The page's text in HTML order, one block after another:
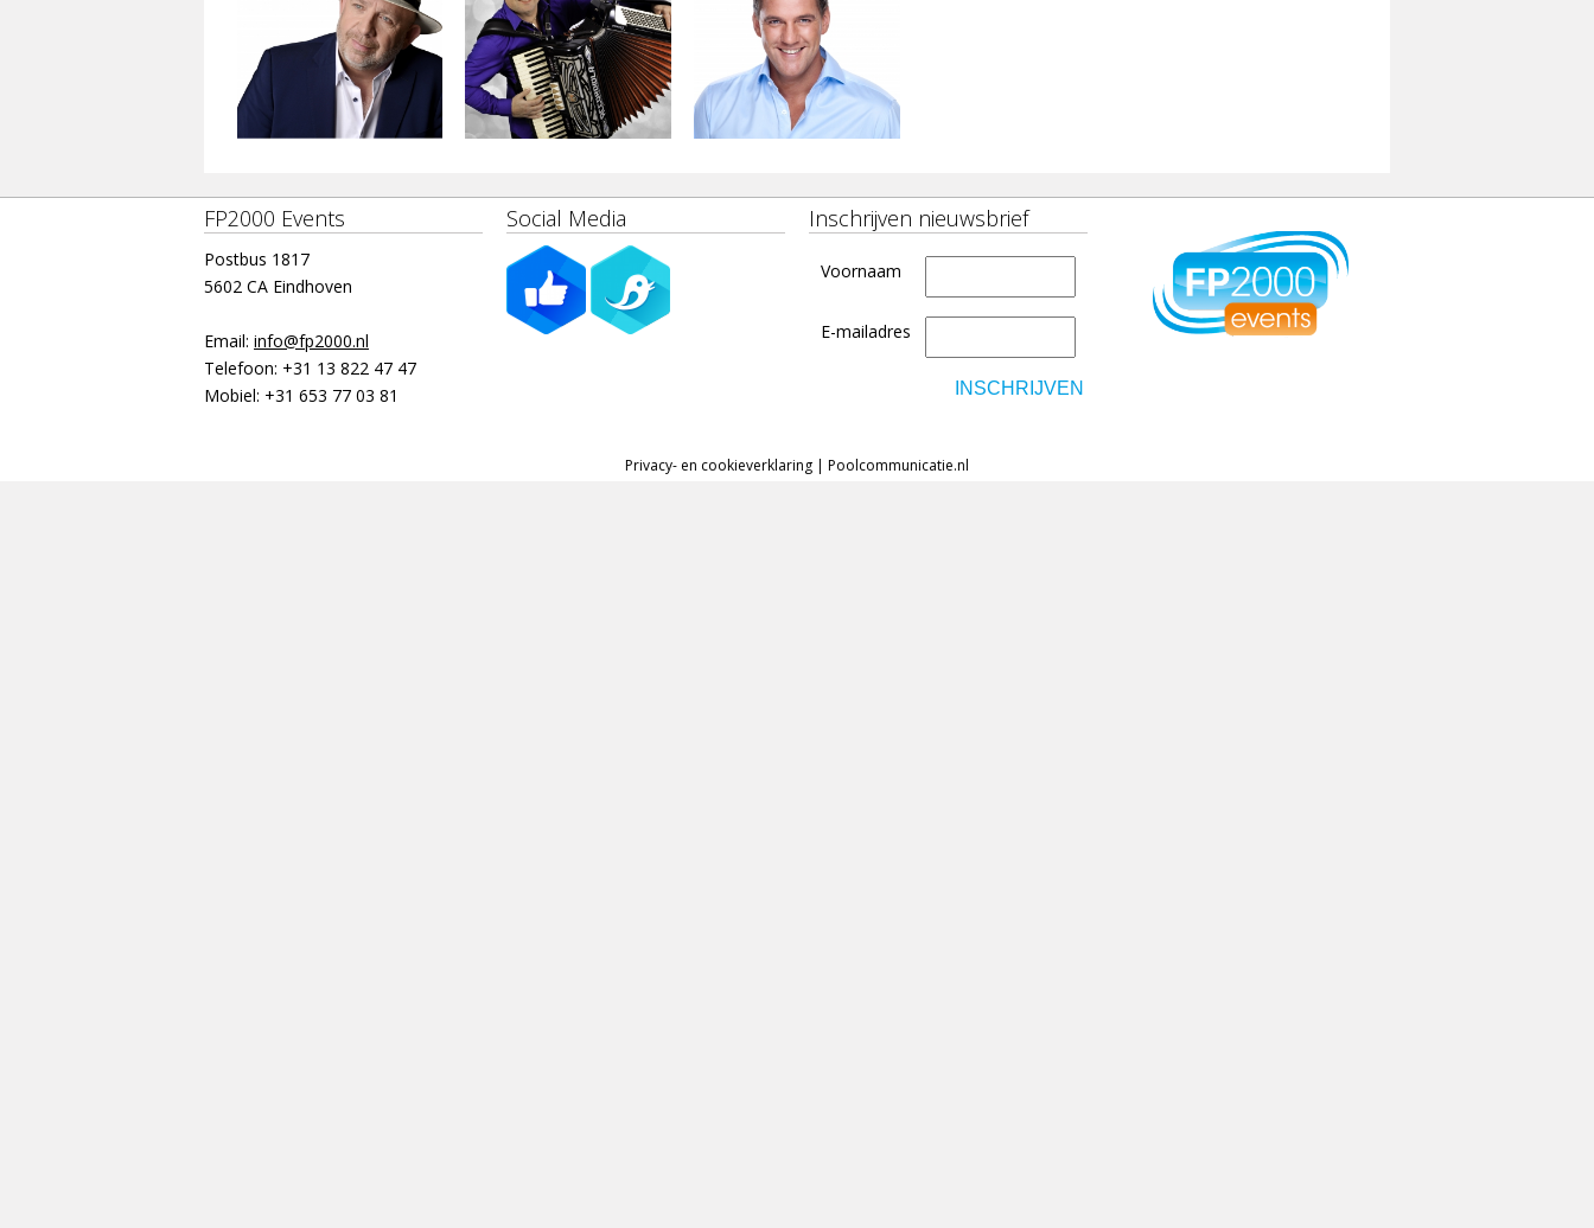
FP2000 Events
Postbus 1817
5602 CA Eindhoven
Email: info@fp2000.nl
Telefoon: +31 13 822 47 47
Mobiel: +31 653 77 03 81
Social Media Inschrijven nieuwsbrief
Voornaam
E-mailadres
Privacy- en cookieverklaring | Poolcommunicatie.nl